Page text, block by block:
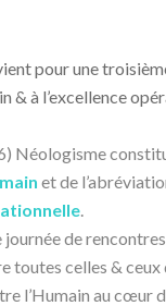
pour une
& à l’excellence
Néologisme
et de
de
toutes celles &
l’Humain au cœur